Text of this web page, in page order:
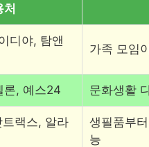
처
디야, 탐앤
가족 모임
론, 예스24 문화생활
트랙스, 알라
생필품부
능